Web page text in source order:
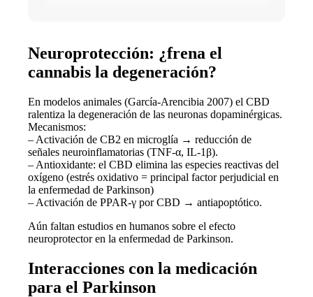
Neuroprotección: ¿frena el
cannabis la degeneración?
En modelos animales (García-Arencibia 2007) el CBD
ralentiza la degeneración de las neuronas dopaminérgicas.
Mecanismos:
– Activación de CB2 en microglía → reducción de
señales neuroinflamatorias (TNF-α, IL-1β).
– Antioxidante: el CBD elimina las especies reactivas del
oxígeno (estrés oxidativo = principal factor perjudicial en
la enfermedad de Parkinson)
– Activación de PPAR-γ por CBD → antiapoptótico.
Aún faltan estudios en humanos sobre el efecto
neuroprotector en la enfermedad de Parkinson.
Interacciones con la medicación
para el Parkinson